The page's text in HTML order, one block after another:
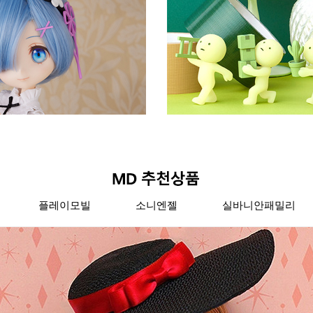
플레이모빌 소니엔젤 실바니안패밀리